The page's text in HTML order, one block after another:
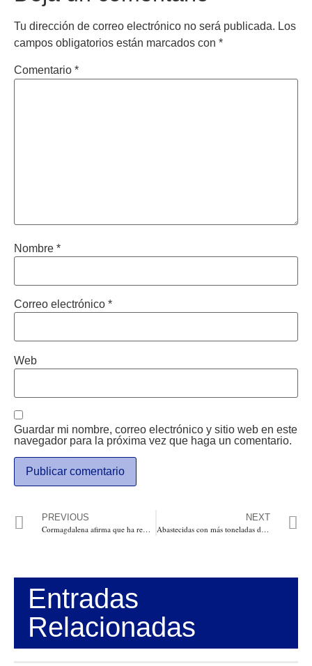
Tu dirección de correo electrónico no será publicada. Los
campos obligatorios están marcados con *
Comentario *
Nombre *
Correo electrónico *
Web
Guardar mi nombre, correo electrónico y sitio web en este
navegador para la próxima vez que haga un comentario.
PREVIOUS
Cormagdalena afirma que ha removido cerca de 80 mil metros cúbicos de sedimentos en 5 días en el sector crítico de Bocas de Ceniza
NEXT
Abastecidas con más toneladas de alimentos: Cali subió 12,7%, en Pasto 20,3% y en Popayán 136,4%
Entradas
Relacionadas